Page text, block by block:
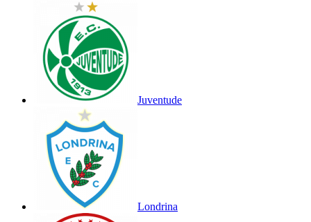
Juventude
Londrina